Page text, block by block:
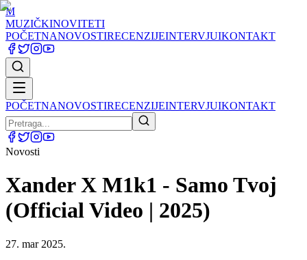
M
MUZIČKINOVITETI
POČETNANOVOSTIRECENZIJEINTERVJUIKONTAKT
POČETNANOVOSTIRECENZIJEINTERVJUIKONTAKT
Novosti
Xander X M1k1 - Samo Tvoj
(Official Video | 2025)
27. mar 2025.